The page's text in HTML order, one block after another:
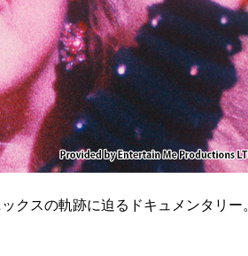
クスの軌跡に迫るドキュメンタリー。